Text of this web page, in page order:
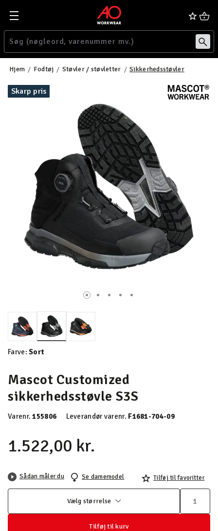
Hjem Fodtøj Støvler / støvletter Sikkerhedsstøvler
Skarp pris
Mascot Customized
sikkerhedsstøvle S3S
Varenr.155806 Leverandør varenr. F1681-704-09
1.522,00 kr.
valgte
Farve:Sort
Sådan måler du Se damemodel Tilføj til favoritter
Vælg størrelse
Tilføj til kurv